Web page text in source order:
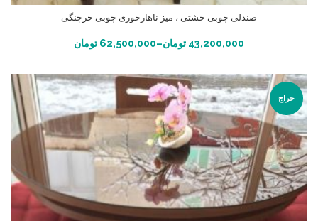
صندلی چوبی خشتی ، میز ناهارخوری چوبی خرچنگی
43,200,000 تومان–
62,500,000 تومان انتخاب گزینه ها
حراج